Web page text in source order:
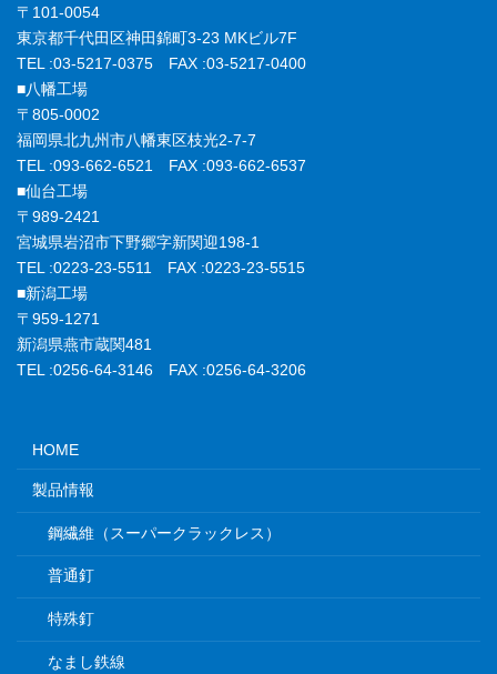
〒101-0054
東京都千代田区神田錦町3-23 MKビル7F
TEL :03-5217-0375 FAX :03-5217-0400
■八幡工場
〒805-0002
福岡県北九州市八幡東区枝光2-7-7
TEL :093-662-6521 FAX :093-662-6537
■仙台工場
〒989-2421
宮城県岩沼市下野郷字新関迎198-1
TEL :0223-23-5511 FAX :0223-23-5515
■新潟工場
〒959-1271
新潟県燕市蔵関481
TEL :0256-64-3146 FAX :0256-64-3206
HOME
製品情報
鋼繊維（スーパークラックレス）
普通釘
特殊釘
なまし鉄線